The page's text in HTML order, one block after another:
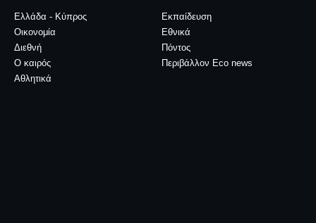
Ελλάδα - Κύπρος
Εκπαίδευση
Οικονομία
Εθνικά
Διεθνή
Πόντος
Ο καιρός
Περιβάλλον Eco news
Αθλητικά